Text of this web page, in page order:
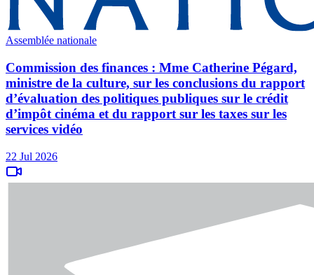
Assemblée nationale
Commission des finances : Mme Catherine Pégard,
ministre de la culture, sur les conclusions du rapport
d’évaluation des politiques publiques sur le crédit
d’impôt cinéma et du rapport sur les taxes sur les
services vidéo
22 Jul 2026